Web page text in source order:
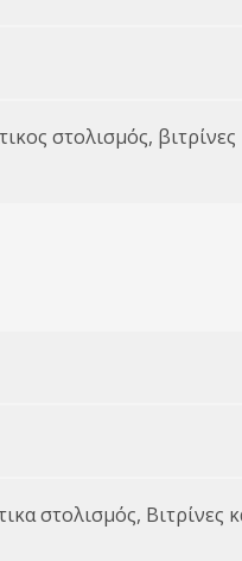
στολισμός, βιτρίνες
στολισμός, Βιτρίνες